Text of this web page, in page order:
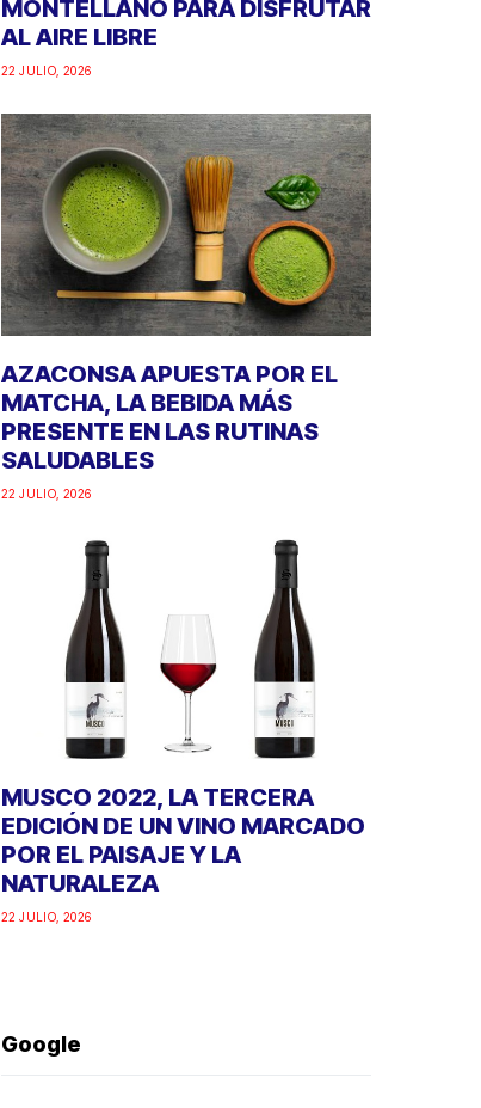
MONTELLANO PARA DISFRUTAR
AL AIRE LIBRE
22 JULIO, 2026
AZACONSA APUESTA POR EL
MATCHA, LA BEBIDA MÁS
PRESENTE EN LAS RUTINAS
SALUDABLES
22 JULIO, 2026
MUSCO 2022, LA TERCERA
EDICIÓN DE UN VINO MARCADO
POR EL PAISAJE Y LA
NATURALEZA
22 JULIO, 2026
Google